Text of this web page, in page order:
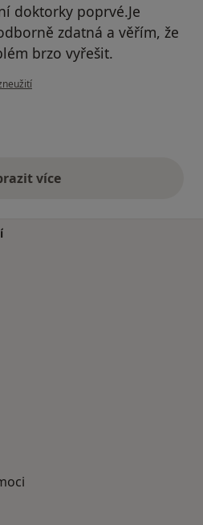
doktorky poprvé.Je
zdatná a věřím, že
brzo vyřešit.
uživatele Edita
více
výše uvedené názory